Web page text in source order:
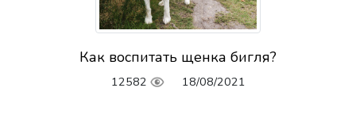
Как воспитать щенка бигля?
12582 18/08/2021